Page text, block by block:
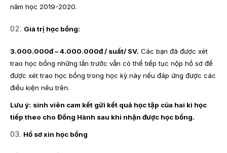
năm học 2019-2020.
Giá trị học bổng:
3.000.000đ – 4.000.000đ / suất/ SV. Các bạn đã được xét
trao học bổng những lần trước vẫn có thể tiếp tục nộp hồ sơ để
được xét trao học bổng trong học kỳ này nếu đáp ứng được các
điều kiện nêu trên.
Lưu ý: sinh viên cam kết gửi kết quả học tập của hai kì học
tiếp theo cho Đồng Hành sau khi nhận được học bổng.
Hồ sơ xin học bổng